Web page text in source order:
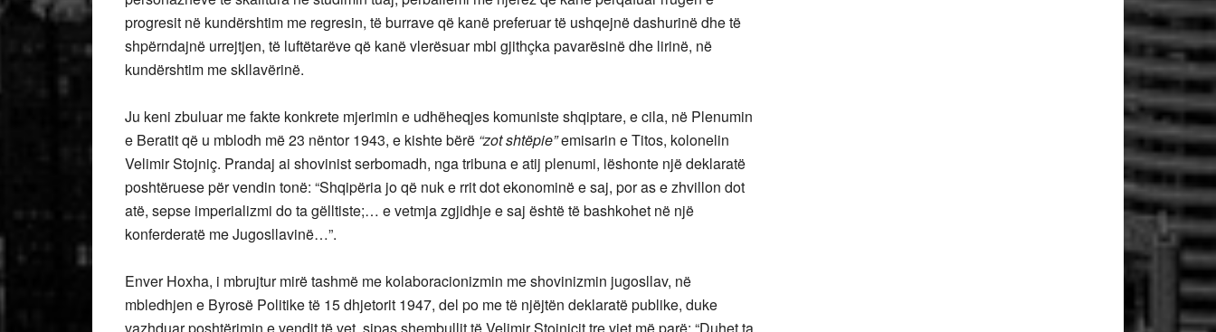
progresit në kundërshtim me regresin, të burrave që kanë preferuar të ushqejnë dashurinë dhe të
shpërndajnë urrejtjen, të luftëtarëve që kanë vlerësuar mbi gjithçka pavarësinë dhe lirinë, në
kundërshtim me skllavërinë.
Ju keni zbuluar me fakte konkrete mjerimin e udhëheqjes komuniste shqiptare, e cila, në Plenumin
e Beratit që u mblodh më 23 nëntor 1943, e kishte bërë “zot shtëpie”emisarin e Titos, kolonelin
Velimir Stojniç. Prandaj ai shovinist serbomadh, nga tribuna e atij plenumi, lëshonte një deklaratë
poshtëruese për vendin tonë: “Shqipëria jo që nuk e rrit dot ekonominë e saj, por as e zhvillon dot
atë, sepse imperializmi do ta gëlltiste;… e vetmja zgjidhje e saj është të bashkohet në një
konferderatë me Jugosllavinë…”.
Enver Hoxha, i mbrujtur mirë tashmë me kolaboracionizmin me shovinizmin jugosllav, në
mbledhjen e Byrosë Politike të 15 dhjetorit 1947, del po me të njëjtën deklaratë publike, duke